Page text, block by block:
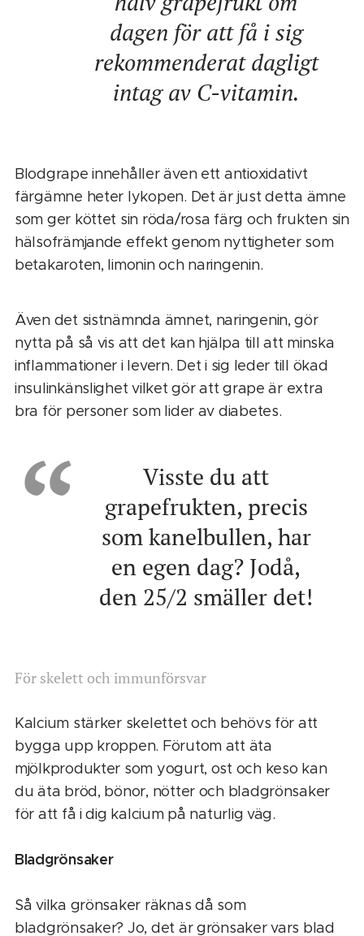
dagen för att få isig
rekommenderat dagligt
intag av C-vitamin.
Blodgrape innehåller även ett antioxidativt
färgämne heter lykopen. Det är just detta ämne
som ger köttet sin röda/rosa färg och frukten sin
hälsofrämjande effekt genom nyttigheter som
betakaroten, limonin och ­naringenin.
Även det sistnämnda ämnet, naringenin, gör
nytta på så vis att det kan hjälpa till att minska
inflammationer i levern. Det i sig leder till ökad
insulinkänslighet vilket gör att grape är extra
bra för personer som lider av diabetes.
Visste du att
grapefrukten, precis
som kanelbullen, har
en egen dag? Jodå,
den 25/2 smäller det!
För skelett och immunförsvar
Kalcium stärker skelettet och behövs för att
bygga upp kroppen. Förutom att äta
mjölkprodukter som yogurt, ost och keso kan
du äta bröd, bönor, nötter och bladgrönsaker
för att få i dig kalcium på naturlig väg.
Bladgrönsaker
Så vilka grönsaker räknas då som
bladgrönsaker? Jo, det är grönsaker vars blad